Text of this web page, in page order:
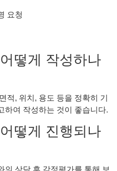
요청
떻게 작성하나
적, 위치, 용도 등을 정확히 기
하여 작성하는 것이 좋습니다.
떻게 진행되나
의 상담 후 감정평가를 통해 보